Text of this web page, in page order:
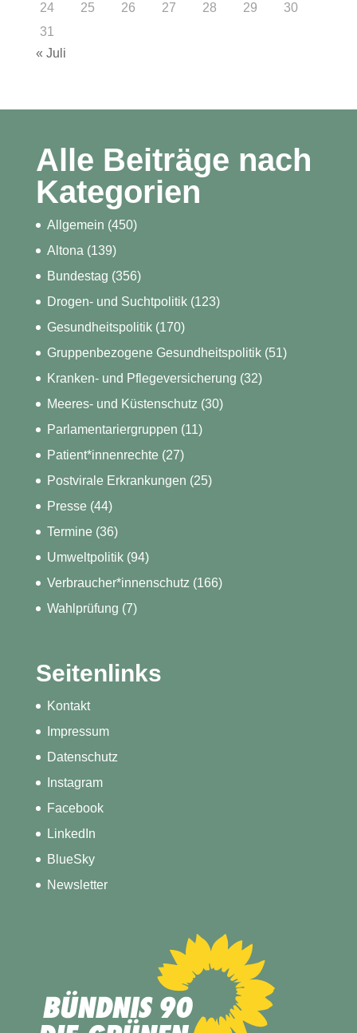
24
25 26 27 28 29
30
31
« Juli
Alle Beiträge nach
Kategorien
Allgemein (450)
Altona (139)
Bundestag (356)
Drogen- und Suchtpolitik(123)
Gesundheitspolitik(170)
Gruppenbezogene Gesundheitspolitik(51)
Kranken- und Pflegeversicherung (32)
Meeres- und Küstenschutz (30)
Parlamentariergruppen (11)
Patient*innenrechte(27)
Postvirale Erkrankungen (25)
Presse(44)
Termine(36)
Umweltpolitik(94)
Verbraucher*innenschutz (166)
Wahlprüfung (7)
Seitenlinks
Kontakt
Impressum
Datenschutz
Instagram
Facebook
LinkedIn
BlueSky
Newsletter